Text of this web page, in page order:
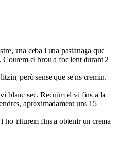
una ceba i una pastanaga que
el brou a foc lent durant 2
però sense que se'ns cremin.
blanc sec. Reduïm el vi fins a la
aproximadament uns 15
ho triturem fins a obtenir un crema